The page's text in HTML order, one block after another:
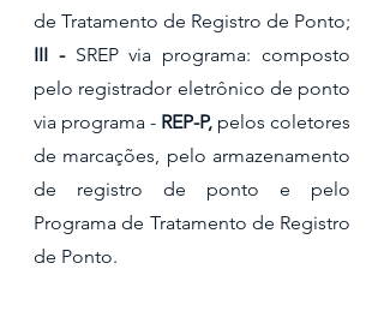
de Tratamento de Registro de Ponto;
III - SREP via programa: composto
pelo registrador eletrônico de ponto
via programa - REP-P, pelos coletores
de marcações, pelo armazenamento
de registro de ponto e pelo
Programa de Tratamento de Registro
de Ponto.